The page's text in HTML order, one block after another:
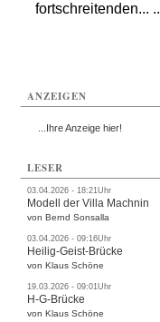
fortschreitenden...
ANZEIGEN
...Ihre Anzeige hier!
LESER
03.04.2026 - 18:21Uhr
Modell der Villa Machnin
von Bernd Sonsalla
03.04.2026 - 09:16Uhr
Heilig-Geist-Brücke
von Klaus Schöne
19.03.2026 - 09:01Uhr
H-G-Brücke
von Klaus Schöne